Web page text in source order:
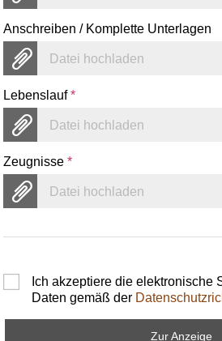
Anschreiben / Komplette Unterlagen
Datei hochladen
Lebenslauf*
Datei hochladen
Zeugnisse*
Datei hochladen
Ich akzeptiere die elektronische
Daten gemäß der
Zur Anzeige